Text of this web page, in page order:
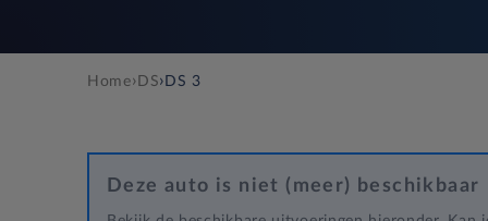
Home› DS› DS 3
Deze auto is niet (meer) beschikbaar